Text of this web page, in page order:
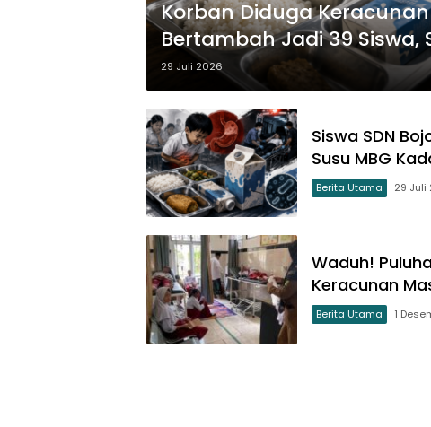
Korban Diduga
Bertambah Jadi 39 Siswa,
29 Juli 2026
Siswa SDN
Susu MBG
Berita Utama 29 Juli
Waduh!
Keracunan
Berita Utama 1